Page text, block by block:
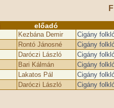
előadó
Kezbána Demir
Cigány
Rontó Jánosné
Cigány
Daróczi László
Cigány
Bari Kálmán
Cigány
Lakatos Pál
Cigány
Daróczi László Cigány